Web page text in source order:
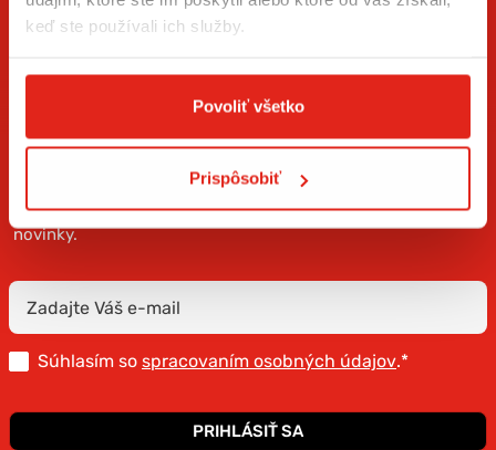
keď ste používali ich služby.
Povoliť všetko
Prispôsobiť
ZÍSKAJTE NOVINKY AKO PRVÝ
Prihláste sa na odber newslettera a buďte prvý, kto má
novinky.
Súhlasím so spracovaním osobných údajov.*
PRIHLÁSIŤ SA